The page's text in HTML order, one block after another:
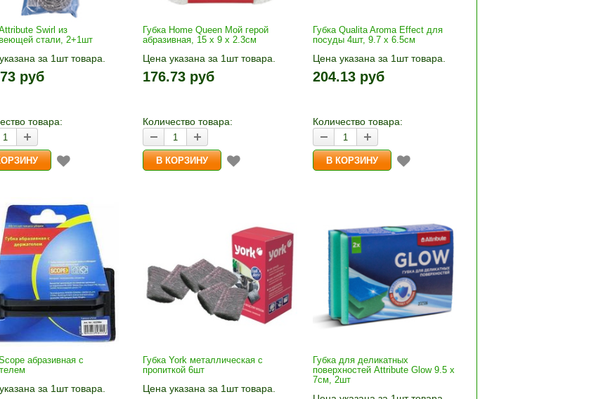
Swirl из
стали, 2+1шт
за 1шт товара.
кнопками «+»
нужное
руб
товара:
Губка Home Queen Мой герой
абразивная, 15 x 9 x 2.3см
Цена указана за 1шт товара.
1шт прибавляется кнопками «+»
и «-». Выберите нужное
176.73 руб
Количество товара:
Губка Qualita Aroma Effect для
посуды 4шт, 9.7 х 6.5см
Цена указана за 1шт товара.
1шт прибавляется кнопками «+»
и «-». Выберите нужное
204.13 руб
Количество товара:
абразивная с
за 1шт товара.
Губка York металлическая с
пропиткой 6шт
Цена указана за 1шт товара.
Губка для деликатных
поверхностей Attribute Glow 9.5 x
7см, 2шт